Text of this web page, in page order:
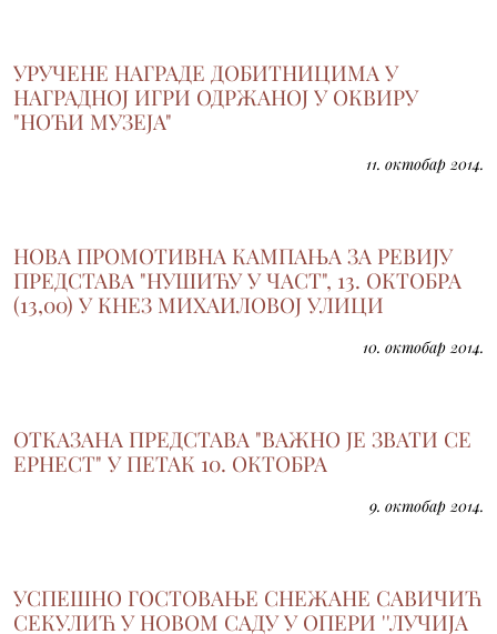
УРУЧЕНЕ НАГРАДЕ ДОБИТНИЦИМА У
НАГРАДНОЈ ИГРИ ОДРЖАНОЈ У ОКВИРУ
"НОЋИ МУЗЕЈА"
11. октобар 2014.
НОВА ПРОМОТИВНА КАМПАЊА ЗА РЕВИЈУ
ПРЕДСТАВА "НУШИЋУ У ЧАСТ", 13. ОКТОБРА
(13,00) У КНЕЗ МИХАИЛОВОЈ УЛИЦИ
10. октобар 2014.
ОТКАЗАНА ПРЕДСТАВА "ВАЖНО ЈЕ ЗВАТИ СЕ
ЕРНЕСТ" У ПЕТАК 10. ОКТОБРА
9. октобар 2014.
УСПЕШНО ГОСТОВАЊЕ СНЕЖАНЕ САВИЧИЋ
СЕКУЛИЋ У НОВОМ САДУ У ОПЕРИ ''ЛУЧИЈА